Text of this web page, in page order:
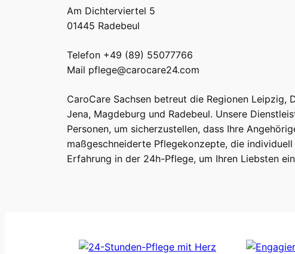
Am Dichterviertel 5
01445 Radebeul
Telefon +49 (89) 55077766
Mail pflege@carocare24.com
CaroCare Sachsen betreut die Regionen
Jena, Magdeburg und Radebeul. Unsere
Personen, um sicherzustellen, dass Ihre
maßgeschneiderte Pflegekonzepte, die
Erfahrung in der 24h-Pflege, um Ihren Liebsten